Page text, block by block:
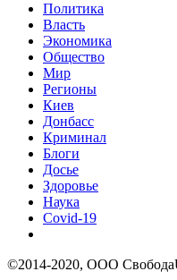
Политика
Власть
Экономика
Общество
Мир
Регионы
Киев
Донбасс
Криминал
Блоги
Досье
Здоровье
Наука
Covid-19
©2014-2020, ООО